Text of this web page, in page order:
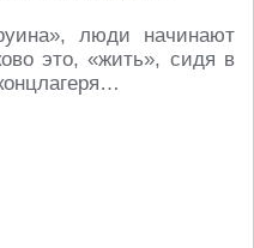
люди начинают
это, «жить», сидя в